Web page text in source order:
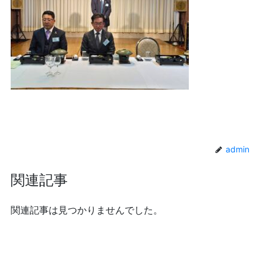
admin
関連記事
関連記事は見つかりませんでした。